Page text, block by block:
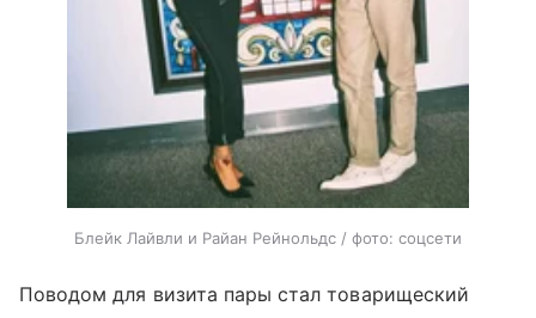
Блейк Лайвли и Райан Рейнольдс / фото: соцсети
Поводом для визита пары стал товарищеский